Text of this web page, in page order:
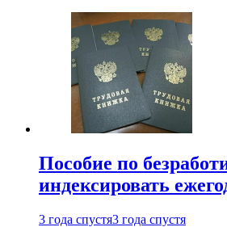
Пособие по
индексировать
3 года спустя3 года спустя